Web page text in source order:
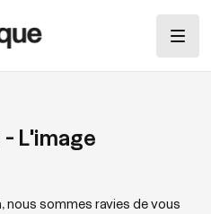
L'image
nous sommes ravies de vous